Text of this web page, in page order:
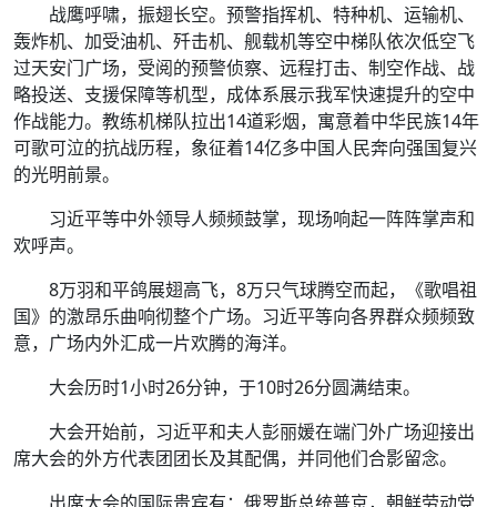
战鹰呼啸，振翅长空。预警指挥机、特种机、运输机、
轰炸机、加受油机、歼击机、舰载机等空中梯队依次低空飞
过天安门广场，受阅的预警侦察、远程打击、制空作战、战
略投送、支援保障等机型，成体系展示我军快速提升的空中
作战能力。教练机梯队拉出14道彩烟，寓意着中华民族14年
可歌可泣的抗战历程，象征着14亿多中国人民奔向强国复兴
的光明前景。
习近平等中外领导人频频鼓掌，现场响起一阵阵掌声和
欢呼声。
8万羽和平鸽展翅高飞，8万只气球腾空而起，《歌唱祖
国》的激昂乐曲响彻整个广场。习近平等向各界群众频频致
意，广场内外汇成一片欢腾的海洋。
大会历时1小时26分钟，于10时26分圆满结束。
大会开始前，习近平和夫人彭丽媛在端门外广场迎接出
席大会的外方代表团团长及其配偶，并同他们合影留念。
出席大会的国际贵宾有：俄罗斯总统普京，朝鲜劳动党